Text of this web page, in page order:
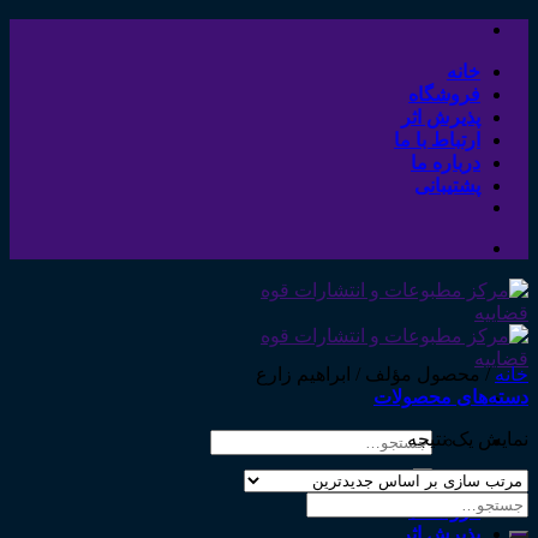
Skip
contentخانه
فروشگاه
پذیرش اثر
ارتباط با ما
درباره ما
پشتیبانی
جستجو
خانه
فروشگاه
پذیرش اثر
خانه /محصول مؤلف / ابراهیم زارع
دسته‌های محصولات
نمایش یک نتیجه
جستجو